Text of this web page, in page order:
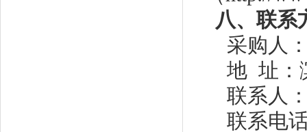
八、联系
采购人
地 址：
联系人
联系电